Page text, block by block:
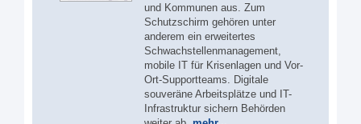
und Kommunen aus. Zum
Schutzschirm gehören unter
anderem ein erweitertes
Schwachstellenmanagement,
mobile IT für Krisenlagen und Vor-
Ort-Supportteams. Digitale
souveräne Arbeitsplätze und IT-
Infrastruktur sichern Behörden